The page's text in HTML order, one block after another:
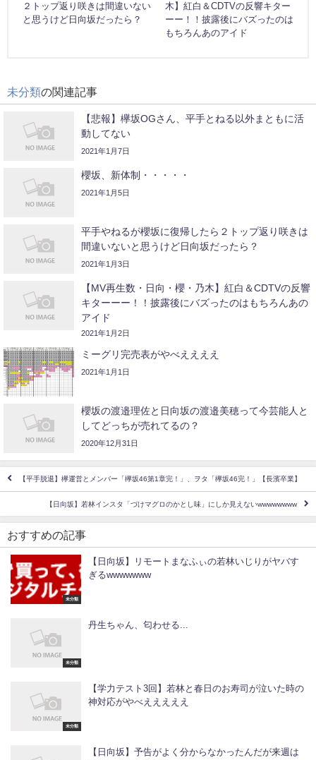
２トップ返り咲きは間違いない
と思うけど日向坂だったら？
木】紅白＆CDTVの反響キター
ーー！！披露後にバズったのは
もちろんあのアイド
未分類の関連記事
【悲報】欅坂OGさん、平手とねる以外まともに活
動してない
2021年1月7日
櫻坂、新体制・・・・・
2021年1月5日
平手やねるが櫻坂に復帰したら２トップ返り咲きは
間違いないと思うけど日向坂だったら？
2021年1月3日
【MV再生数・日向・櫻・乃木】紅白＆CDTVの反響
キターーー！！披露後にバズったのはもちろんあの
アイド
2021年1月2日
ミーグリ完売表がやべええええ
2021年1月1日
櫻坂の渡邉理佐と日向坂の渡邉美穂って今芸能人と
してどっちが売れてるの？
2020年12月31日
【平手脱退】欅運営とメンバー「欅坂46第1章完！」、ヲタ「欅坂46完！」【長濱卒業】
【日向坂】若林インスタ「づけマグロのかとし味」にしか見えないwwwwwwww
おすすめの記事
未分類
【日向坂】リモートまなふぃの若林いじりがヤバす
ぎるwwwwwww
未分類
丹生ちゃん、匂わせる...
未分類
【学力テスト3回】若林と春日のお寿司が泣いた時の
神対応がやべえええええ
【日向坂】予告がよく分からなかったんだが来週は